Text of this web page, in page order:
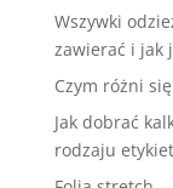
Wszywki
zawierać i jak
Czym różni
Jak dobrać
rodzaju